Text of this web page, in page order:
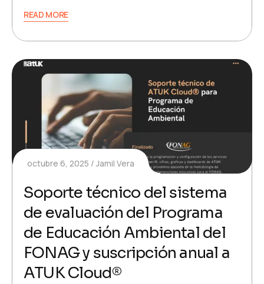
READ MORE
octubre 6, 2025 Jamil Vera
Soporte técnico del sistema
de evaluación del Programa
de Educación Ambiental del
FONAG y suscripción anual a
ATUK Cloud®